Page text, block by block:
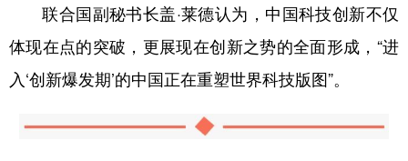
联合国副秘书长盖·莱德认为，中国科技创新不仅
体现在点的突破，更展现在创新之势的全面形成，“进
入‘创新爆发期’的中国正在重塑世界科技版图”。